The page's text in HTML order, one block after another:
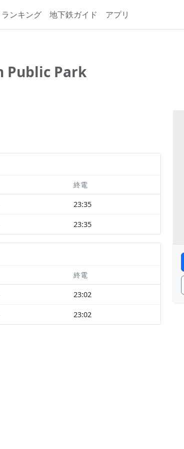
ランキング 地下鉄ガイド アプリ
Public Park
終電
23:35
23:35
終電
23:02
23:02